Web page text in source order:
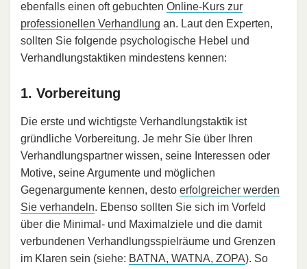
ebenfalls einen oft gebuchten Online-Kurs zur
professionellen Verhandlung an. Laut den Experten,
sollten Sie folgende psychologische Hebel und
Verhandlungstaktiken mindestens kennen:
1. Vorbereitung
Die erste und wichtigste Verhandlungstaktik ist
gründliche Vorbereitung. Je mehr Sie über Ihren
Verhandlungspartner wissen, seine Interessen oder
Motive, seine Argumente und möglichen
Gegenargumente kennen, desto erfolgreicher werden
Sie verhandeln. Ebenso sollten Sie sich im Vorfeld
über die Minimal- und Maximalziele und die damit
verbundenen Verhandlungsspielräume und Grenzen
im Klaren sein (siehe: BATNA, WATNA, ZOPA). So